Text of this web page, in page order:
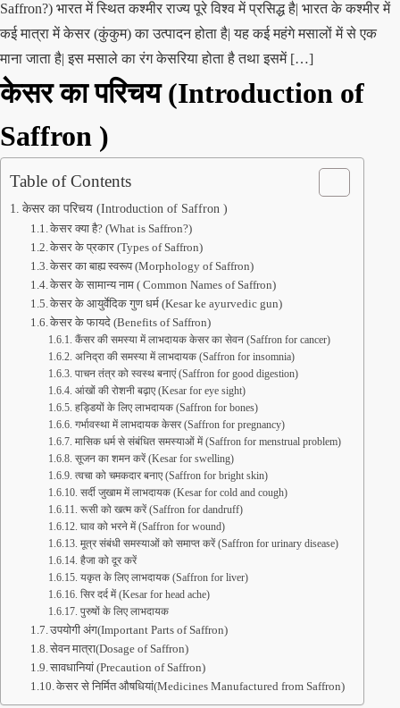
Saffron?) भारत में स्थित कश्मीर राज्य पूरे विश्व में प्रसिद्ध है| भारत के कश्मीर में
कई मात्रा में केसर (कुंकुम) का उत्पादन होता है| यह कई महंगे मसालों में से एक
माना जाता है| इस मसाले का रंग केसरिया होता है तथा इसमें […]
केसर का परिचय (Introduction of
Saffron )
Table of Contents
केसर का परिचय (Introduction of Saffron )
केसर क्या है? (What is Saffron?)
केसर के प्रकार (Types of Saffron)
केसर का बाह्य स्वरूप (Morphology of Saffron)
केसर के सामान्य नाम ( Common Names of Saffron)
केसर के आयुर्वेदिक गुण धर्म (Kesar ke ayurvedic gun)
केसर के फायदे (Benefits of Saffron)
कैंसर की समस्या में लाभदायक केसर का सेवन (Saffron for cancer)
अनिद्रा की समस्या में लाभदायक (Saffron for insomnia)
पाचन तंत्र को स्वस्थ बनाएं (Saffron for good digestion)
आंखों की रोशनी बढ़ाए (Kesar for eye sight)
हड्डियों के लिए लाभदायक (Saffron for bones)
गर्भावस्था में लाभदायक केसर (Saffron for pregnancy)
मासिक धर्म से संबंधित समस्याओं में (Saffron for menstrual problem)
सूजन का शमन करें (Kesar for swelling)
त्वचा को चमकदार बनाए (Saffron for bright skin)
सर्दी जुखाम में लाभदायक (Kesar for cold and cough)
रूसी को खत्म करें (Saffron for dandruff)
घाव को भरने में (Saffron for wound)
मूत्र संबंधी समस्याओं को समाप्त करें (Saffron for urinary disease)
हैजा को दूर करें
यकृत के लिए लाभदायक (Saffron for liver)
सिर दर्द में (Kesar for head ache)
पुरुषों के लिए लाभदायक
उपयोगी अंग(Important Parts of Saffron)
सेवन मात्रा(Dosage of Saffron)
सावधानियां (Precaution of Saffron)
केसर से निर्मित औषधियां(Medicines Manufactured from Saffron)